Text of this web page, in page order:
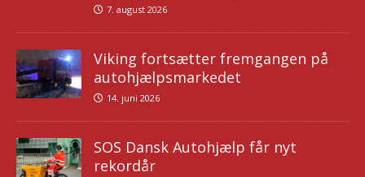
7. august 2026
Viking fortsætter fremgangen på
autohjælpsmarkedet
14. juni 2026
SOS Dansk Autohjælp får nyt
rekordår